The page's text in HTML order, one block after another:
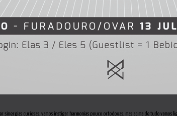
curiosas, vamos instigar harmonias pouco ortodoxas, mas acima de tudo vamos